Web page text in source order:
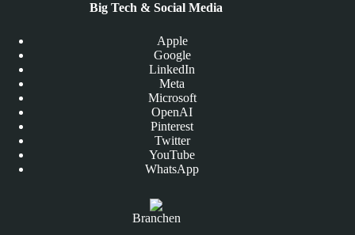
Big Tech & Social Media
Apple
Google
LinkedIn
Meta
Microsoft
OpenAI
Pinterest
Twitter
YouTube
WhatsApp
Branchen